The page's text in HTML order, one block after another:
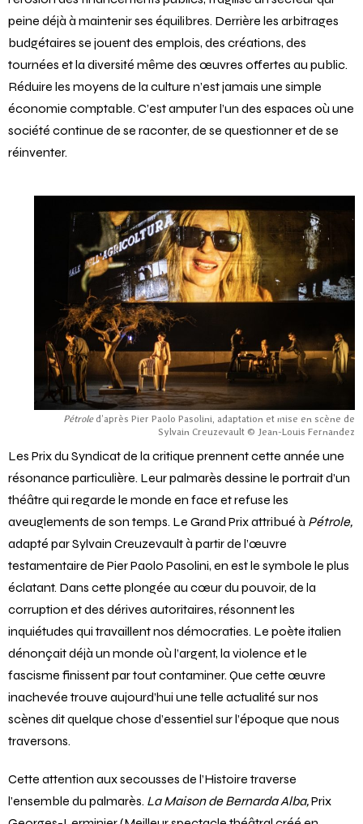
petites jauges – (APAJ), après plusieurs saisons marquées par
l’érosion des financements publics, fragilise un secteur qui
peine déjà à maintenir ses équilibres. Derrière les arbitrages
tournées et la diversité même des œuvres offertes au public.
Réduire les moyens de la culture n’est jamais une simple
économie comptable. C’est amputer l’un des espaces où une
Pétrole d’après Pier Paolo Pasolini, adaptation et mise en scène de
Sylvain Creuzevault © Jean-Louis Fernandez
Les Prix du Syndicat de la critique prennent cette année une
résonance particulière. Leur palmarès dessine le portrait d’un
théâtre qui regarde le monde en face et refuse les
aveuglements de son temps. Le Grand Prix attribué à
adapté par Sylvain Creuzevault à partir de l’œuvre
testamentaire de Pier Paolo Pasolini, en est le symbole le plus
éclatant. Dans cette plongée au cœur du pouvoir, de la
corruption et des dérives autoritaires, résonnent les
inquiétudes qui travaillent nos démocraties. Le poète italien
dénonçait déjà un monde où l’argent, la violence et le
fascisme finissent par tout contaminer. Que cette œuvre
inachevée trouve aujourd’hui une telle actualité sur nos
traversons.
Cette attention aux secousses de l’Histoire traverse